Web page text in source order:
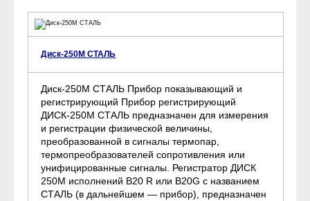
Диск-250М СТАЛЬ
Диск-250М СТАЛЬ Прибор показывающий и
регистрирующий Прибор регистрирующий
ДИСК-250М СТАЛЬ предназначен для измерения
и регистрации физической величины,
преобразованной в сигналы термопар,
термопреобразователей сопротивления или
унифицированные сигналы. Регистратор ДИСК
250М исполнений В20 R или В20G с названием
СТАЛЬ (в дальнейшем — прибор), предназначен